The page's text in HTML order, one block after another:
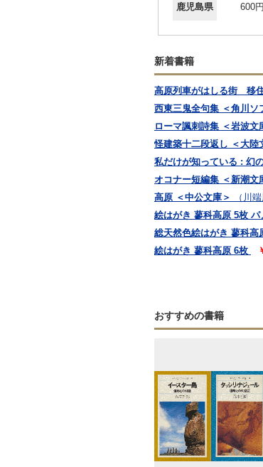
鹿児島県 600円
新着書籍
高原列車がはしる街 移
西東三鬼全句集 ＜角川ソ
ローマ諷刺詩集 ＜岩波文
怪建築十二段返し ＜大陸
私だけが知っている : 幻
オコナー短編集 ＜新潮文
高原 ＜中公文庫＞
（川
絵はがき 蓼科高原 5枚
総天然色絵はがき 蓼科高
絵はがき 蓼科高原 6枚
おすすめの書籍